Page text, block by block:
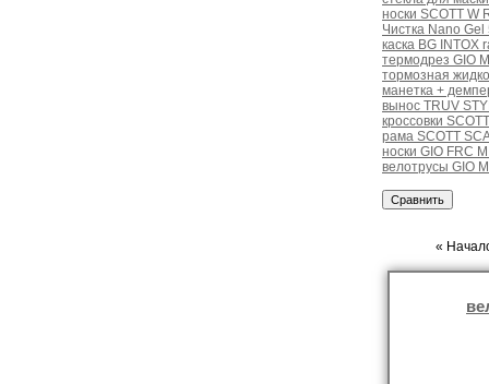
носки SCOTT W
Чистка Nano Gel
каска BG INTOX
термодрез GIO
тормозная
манетка +
вынос TRUV
кроссовки
рама SCOTT
носки GIO FRC
велотрусы GIO
«